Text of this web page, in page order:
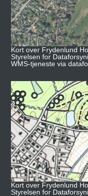
Kort over Frydenlund
Styrelsen for
WMS-tjeneste via
Kort over Frydenlund
Styrelsen for